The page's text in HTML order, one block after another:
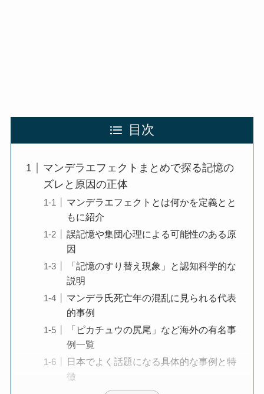
目次
マンデラエフェクトまとめで探る記憶の
ズレと原因の正体
マンデラエフェクトとは何かを定義とと
もに紹介
誤記憶や集団心理による可能性のある原
因
「記憶のすり替え現象」と認知科学的な
説明
マンデラ氏死亡年の混乱に見られる代表
的事例
「ピカチュウの尻尾」など海外の有名事
例一覧
日本でよく話題になる具体的な事例と特
徴